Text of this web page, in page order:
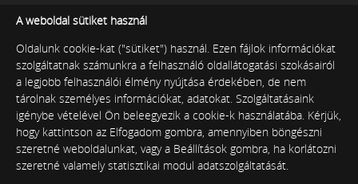
Az indexekről
Technikai index
Tartalmi index
Népszerűségi index
A weboldal sütiket használ
Oldalunk cookie-kat ("sütiket") használ. Ezen fájlok információkat
szolgáltatnak számunkra a felhasználó oldallátogatási szokásairól
a legjobb felhasználói élmény nyújtása érdekében, de nem
tárolnak személyes információkat, adatokat. Szolgáltatásaink
igénybe vételével Ön beleegyezik a cookie-k használatába. Kérjük,
hogy kattintson az Elfogadom gombra, amennyiben böngészni
szeretné weboldalunkat, vagy a Beállítások gombra, ha korlátozni
szeretné valamely statisztikai modul adatszolgáltatását.